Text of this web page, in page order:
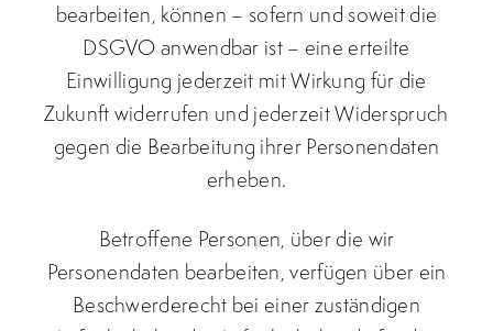
bearbeiten, können – sofern und soweit die
DSGVO anwendbar ist – eine erteilte
Einwilligung jederzeit mit Wirkung für die
Zukunft widerrufen und jederzeit Widerspruch
gegen die Bearbeitung ihrer Personendaten
erheben.
Betroffene Personen, über die wir
Personendaten bearbeiten, verfügen über ein
Beschwerderecht bei einer zuständigen